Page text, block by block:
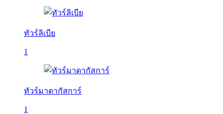
ทัวร์ลิเบีย
1
ทัวร์มาดากัสการ์
1